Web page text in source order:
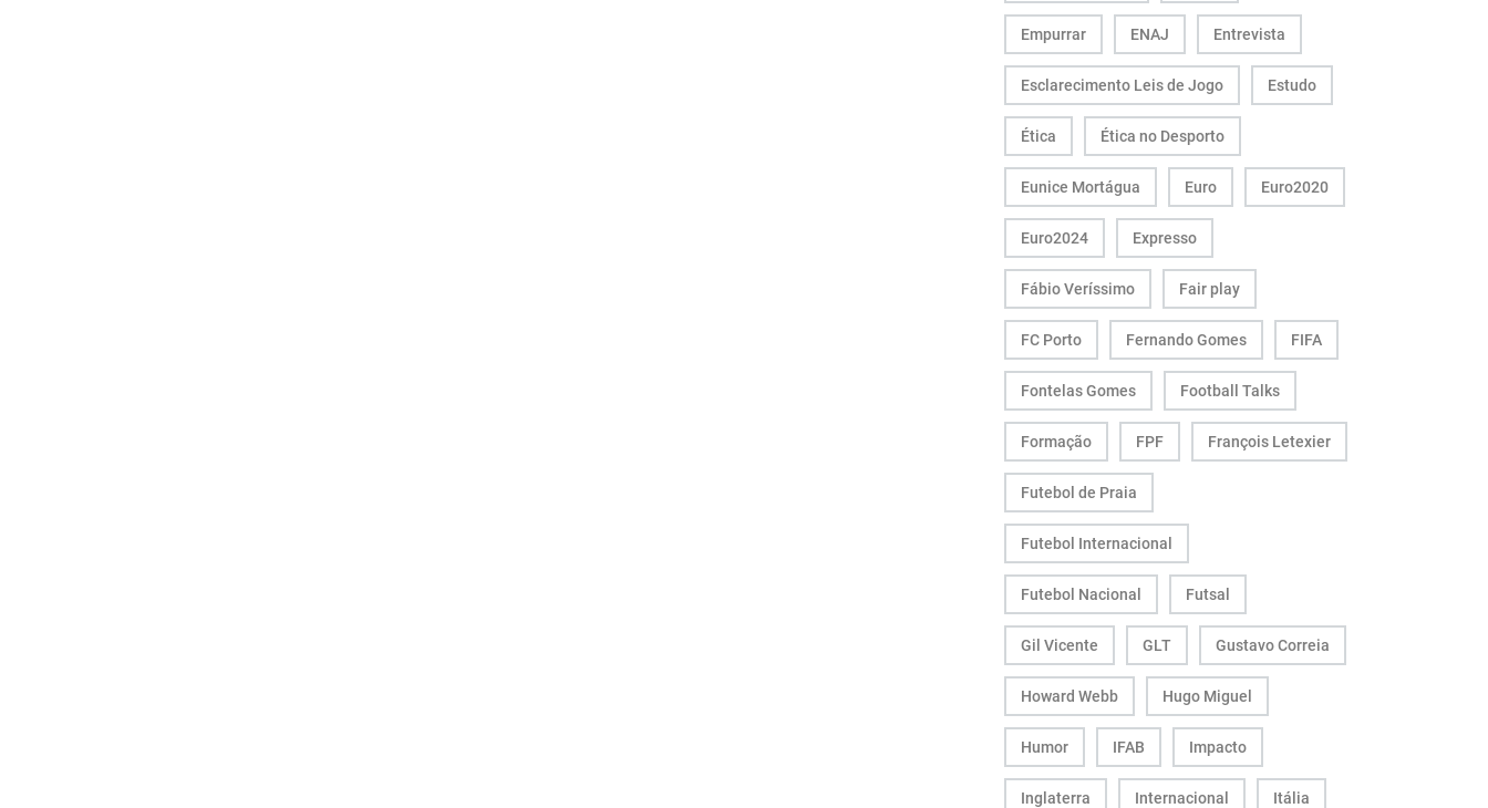
Empurrar ENAJ Entrevista
Esclarecimento Leis de Jogo Estudo
Ética Ética no Desporto
Eunice Mortágua Euro Euro2020
Euro2024 Expresso
Fábio Veríssimo Fair play
FC Porto Fernando Gomes FIFA
Fontelas Gomes Football Talks
Formação FPF François Letexier
Futebol de Praia
Futebol Internacional
Futebol Nacional Futsal
Gil Vicente GLT Gustavo Correia
Howard Webb Hugo Miguel
Humor IFAB Impacto
Inglaterra Internacional Itália